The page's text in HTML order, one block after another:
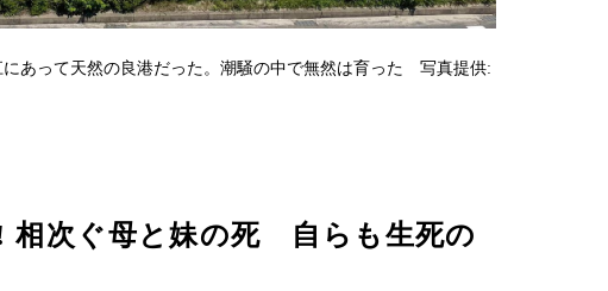
あって天然の良港だった。潮騒の中で無然は育った 写真提供:
相次ぐ母と妹の死 自らも生死の